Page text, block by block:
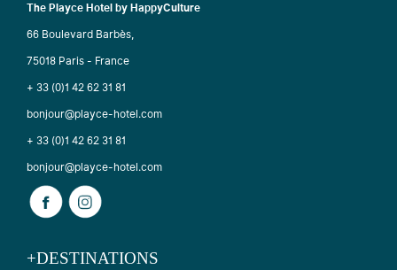
The Playce Hotel by HappyCulture
66 Boulevard Barbès,
75018 Paris - France
+ 33 (0)1 42 62 31 81
bonjour@playce-hotel.com
+ 33 (0)1 42 62 31 81
bonjour@playce-hotel.com
+DESTINATIONS